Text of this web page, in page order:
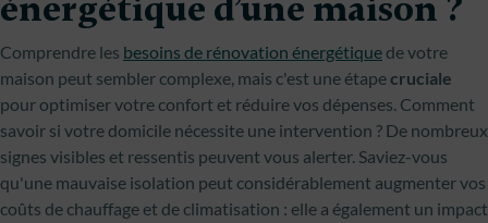
Comprendre les besoins de rénovation énergétique de votre
maison peut sembler complexe, mais c'est une étapecruciale
pour optimiser votre confort et réduire vos dépenses. Comment
savoir si votre domicile nécessite une intervention ? De nombreux
signes visibles et ressentis peuvent vous alerter. Saviez-vous
qu'une mauvaise isolation peut considérablement augmenter vos
coûts de chauffage et de climatisation : elle a également un impact